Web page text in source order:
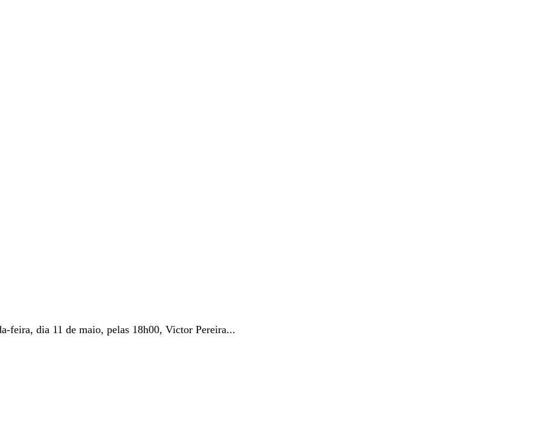
feira, dia 11 de maio, pelas 18h00, Victor Pereira...